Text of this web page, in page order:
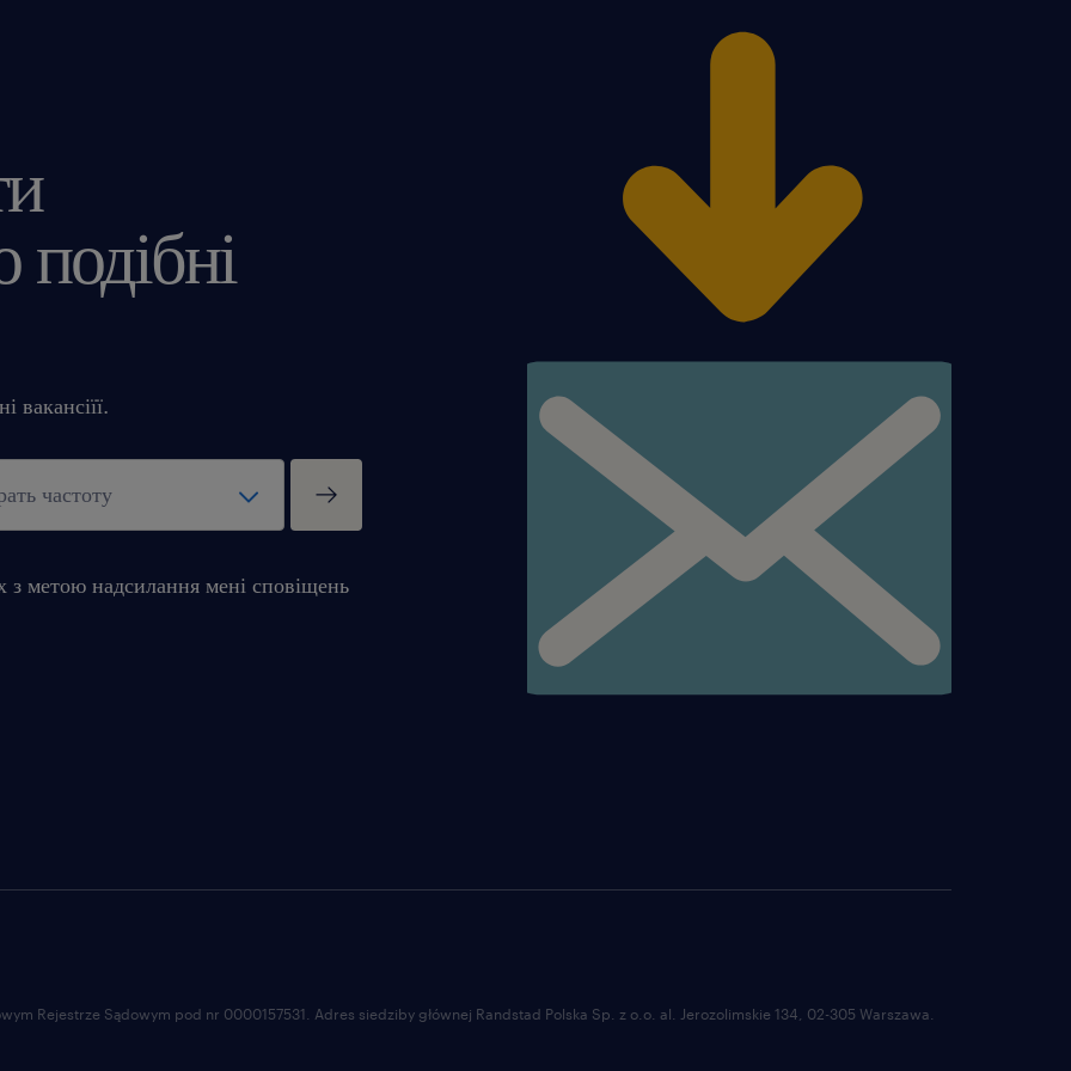
wcześniejsze doświadczenie w obsłudze klienta lub
zarządzaniu zamówieniami (Customer Service / Order
proaktywna postawa i umiejętność szybkiego adaptowania
nastawienie na rozwiązywanie problemów,
chęć do pracy z klientami i budowania długofalowych
zorientowanie na klienta oraz rozwinięte umiejętności
вакансіїї.
з метою надсилання мені сповіщень
Rejestrze Sądowym pod nr 0000157531. Adres siedziby głównej Randstad Polska Sp. z o.o. al. Jerozolimskie 134, 02-305 Warszawa.